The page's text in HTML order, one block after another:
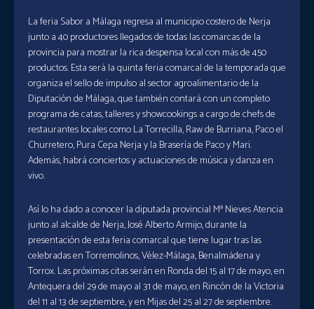
La feria Sabor a Málaga regresa al municipio costero de Nerja
junto a 40 productores llegados de todas las comarcas de la
provincia para mostrar la rica despensa local con más de 450
productos. Esta será la quinta feria comarcal de la temporada que
organiza el sello de impulso al sector agroalimentario de la
Diputación de Málaga, que también contará con un completo
programa de catas, talleres y showcookings a cargo de chefs de
restaurantes locales como La Torrecilla, Raw de Burriana, Paco el
Churretero, Pura Cepa Nerja y la Brasería de Paco y Mari.
Además, habrá conciertos y actuaciones de música y danza en
vivo.
Así lo ha dado a conocer la diputada provincial Mª Nieves Atencia
junto al alcalde de Nerja, José Alberto Armijo, durante la
presentación de esta feria comarcal que tiene lugar tras las
celebradas en Torremolinos, Vélez-Málaga, Benalmádena y
Torrox. Las próximas citas serán en Ronda del 15 al 17 de mayo, en
Antequera del 29 de mayo al 31 de mayo, en Rincón de la Victoria
del 11 al 13 de septiembre, y en Mijas del 25 al 27 de septiembre.